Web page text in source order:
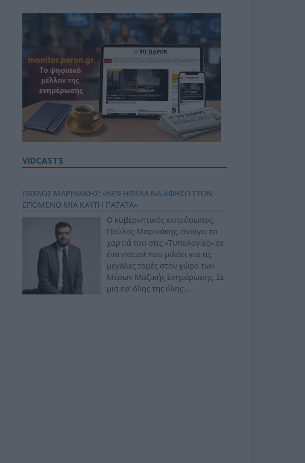
VIDCASTS
ΠΑΥΛΟΣ ΜΑΡΙΝΑΚΗΣ: «ΔΕΝ ΗΘΕΛΑ ΝΑ ΑΦΗΣΩ ΣΤΟΝ
ΕΠΟΜΕΝΟ ΜΙΑ ΚΑΥΤΗ ΠΑΤΑΤΑ»
Ο κυβερνητικός εκπρόσωπος,
Παύλος Μαρινάκης, ανοίγει τα
χαρτιά του στις «Τυπολογίες» σε
ένα vidcast που μιλάει για τις
μεγάλες τομές στον χώρο των
Μέσων Μαζικής Ενημέρωσης. Σε
μια εφ’ όλης της ύλης